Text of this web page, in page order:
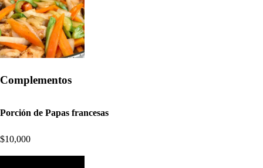
Complementos
Porción de Papas francesas
$10,000